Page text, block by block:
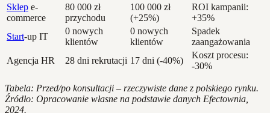
Sklep e-
commerce
80 000 zł
przychodu
100 000 zł
(+25%)
ROI kampanii:
+35%
Start-up IT
0 nowych
klientów
0 nowych
klientów
Spadek
zaangażowania
Agencja HR
28 dni rekrutacji 17 dni (-40%)
Koszt procesu:
-30%
Tabela: Przed/po konsultacji – rzeczywiste dane z polskiego rynku.
Źródło: Opracowanie własne na podstawie danych Efectownia,
2024.